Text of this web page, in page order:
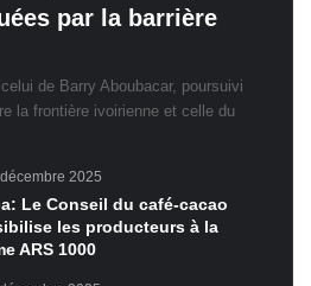
par la barrière
de Barry Aboubacar, poursuivi
la frontière ivoirienne et celle du
2025
Le Conseil du café-cacao
les producteurs à la
ARS 1000